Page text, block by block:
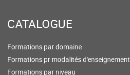
CATALOGUE
Formations par domaine
Formations pr modalités d'enseignement
Formations par niveau